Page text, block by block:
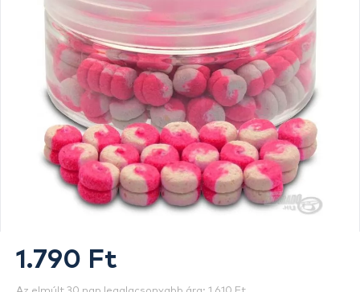
1.790 Ft